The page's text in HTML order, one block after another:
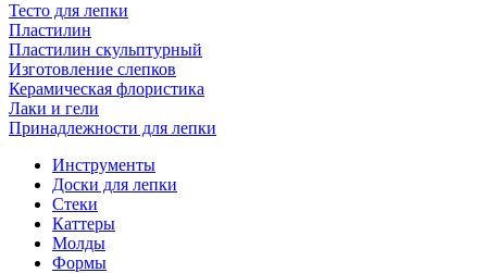
Тесто для лепки
Пластилин
Пластилин скульптурный
Изготовление слепков
Керамическая флористика
Лаки и гели
Принадлежности для лепки
Инструменты
Доски для лепки
Стеки
Каттеры
Молды
Формы